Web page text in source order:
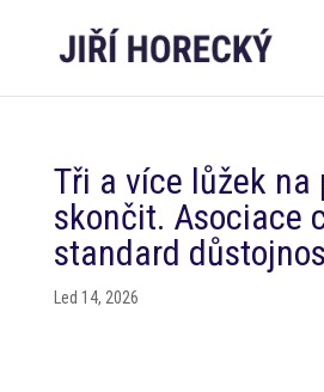
Tři a více lůžek
skončit. Asociace
standard
Led 14, 2026